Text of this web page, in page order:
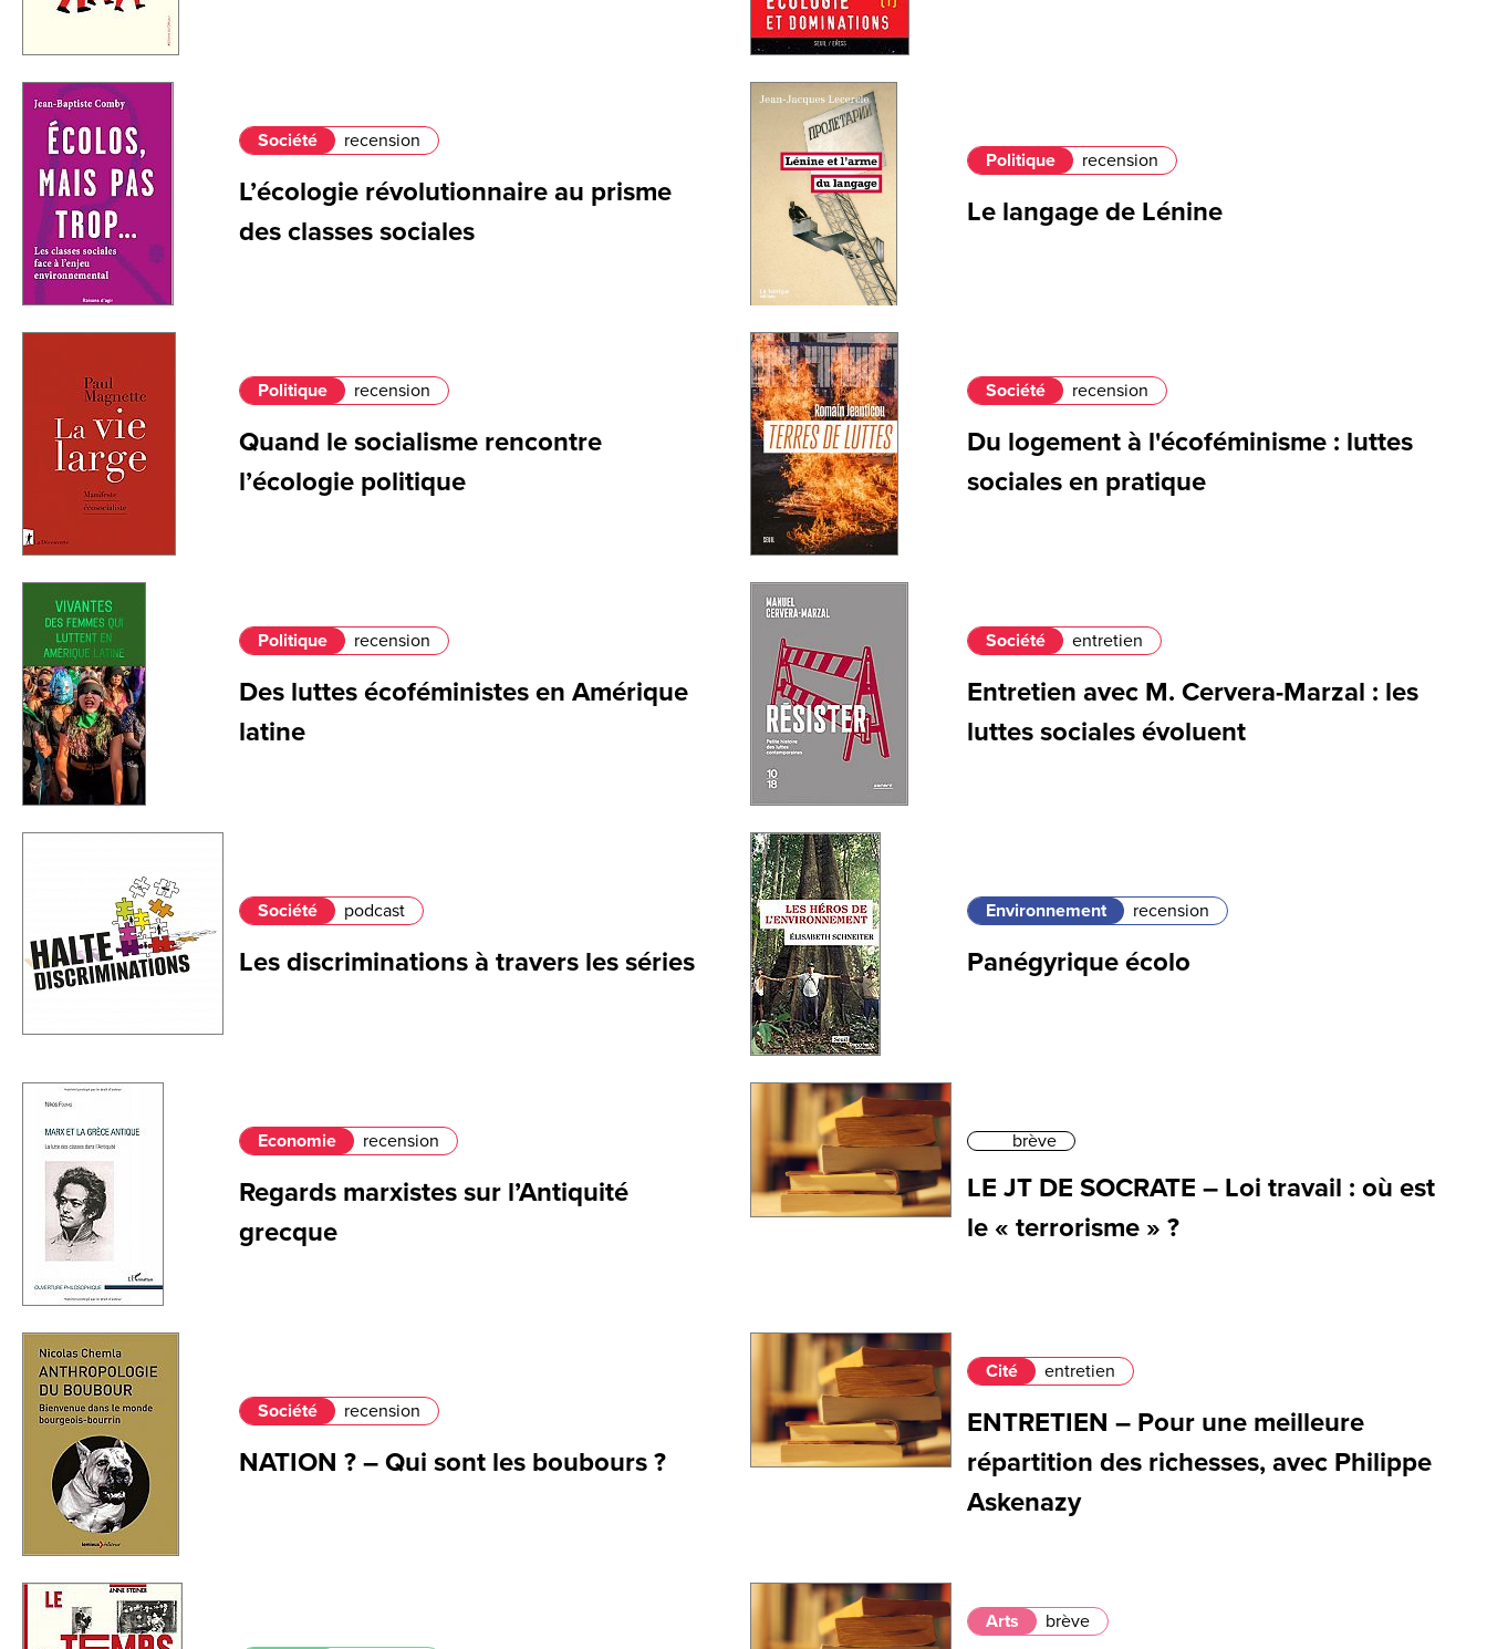
Société recension
L’écologie révolutionnaire au prisme
des classes sociales
Politique recension
Le langage de Lénine
Politique recension
Quand le socialisme rencontre
l’écologie politique
Société recension
Du logement à l'écoféminisme : luttes
sociales en pratique
Politique recension
Des luttes écoféministes en Amérique
latine
Société entretien
Entretien avec M. Cervera-Marzal : les
luttes sociales évoluent
Société podcast
Les discriminations à travers les séries
Environnement recension
Panégyrique écolo
Economie recension
Regards marxistes sur l’Antiquité
grecque
brève
LE JT DE SOCRATE – Loi travail : où est
le « terrorisme » ?
Société recension
NATION ? – Qui sont les boubours ?
Cité entretien
ENTRETIEN – Pour une meilleure
répartition des richesses, avec Philippe
Askenazy
Arts brève